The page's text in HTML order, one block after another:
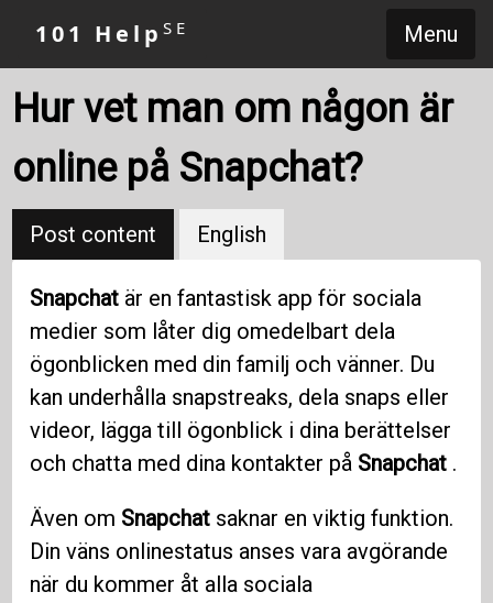
Menu
101 Help SE
Hur vet man om någon är
online på Snapchat?
Post content English
Snapchat är en fantastisk app för sociala
medier som låter dig omedelbart dela
ögonblicken med din familj och vänner. Du
kan underhålla snapstreaks, dela snaps eller
videor, lägga till ögonblick i dina berättelser
och chatta med dina kontakter på Snapchat .
Även om Snapchat saknar en viktig funktion.
Din väns onlinestatus anses vara avgörande
när du kommer åt alla sociala